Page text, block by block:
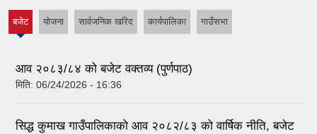
बजेट योजना सार्वजनिक खरिद कार्यपालिका गाउँसभा
आव २०८३/८४ को बजेट वक्तव्य (पुर्णपाठ)
मिति: 06/24/2026 - 16:36
सिद्ध कुमाख गाउँपालिकाको आव २०८२/८३ को वार्षिक नीति, बजेट